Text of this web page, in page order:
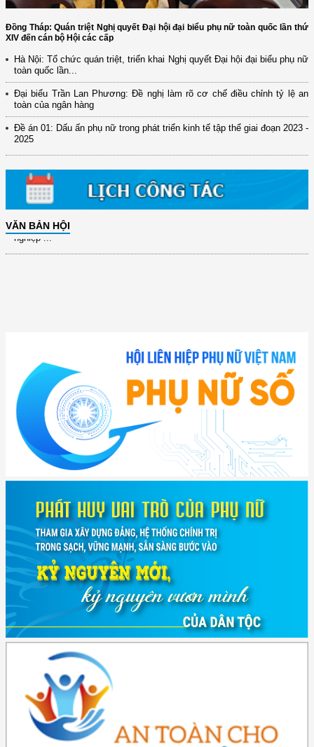
Đồng Tháp: Quán triệt Nghị quyết Đại hội đại biểu phụ nữ toàn quốc lần thứ
XIV đến cán bộ Hội các cấp
Hà Nội: Tổ chức quán triệt, triển khai Nghị quyết Đại hội đại biểu phụ nữ
toàn quốc lần...
Đại biểu Trần Lan Phương: Đề nghị làm rõ cơ chế điều chỉnh tỷ lệ an
toàn của ngân hàng
Đề án 01: Dấu ấn phụ nữ trong phát triển kinh tế tập thể giai đoạn 2023 -
2025
VĂN BẢN HỘI
(12/TB-HĐKH) V/v đăng ký, đề xuất nhiệm vụ Khoa học, công nghệ và
đổi mới ...
(898/KH/ĐCT) Kế hoạch thực hiện Quyết định số 2415/QĐ-TTg ngày
31/10/2025 ...
(891/KH-ĐCT) Kế hoạch thực hiện Nghị quyết số 72-NQ/TW ngày
9/9/2025 của Bộ ...
(2415/QĐ-TTg) Quyết định về việc phê duyệt Đề án Hỗ trợ Phụ nữ khởi
nghiệp ...